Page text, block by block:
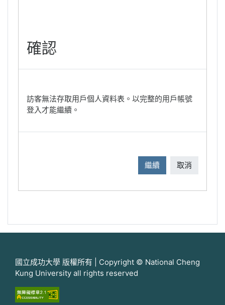
確認
訪客無法存取用戶個人資料表。以完整的用戶帳號
登入才能繼續。
繼續 取消
國立成功大學 版權所有 | Copyright © National Cheng
Kung University all rights reserved